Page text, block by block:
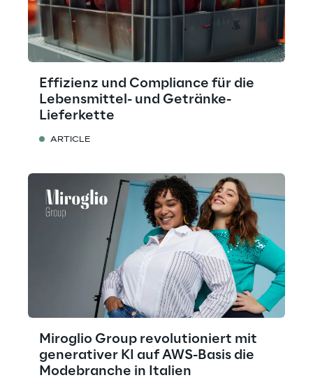
Effizienz und Compliance für die
Lebensmittel- und Getränke-
Lieferkette
ARTICLE
Miroglio Group revolutioniert mit
generativer KI auf AWS-Basis die
Modebranche in Italien